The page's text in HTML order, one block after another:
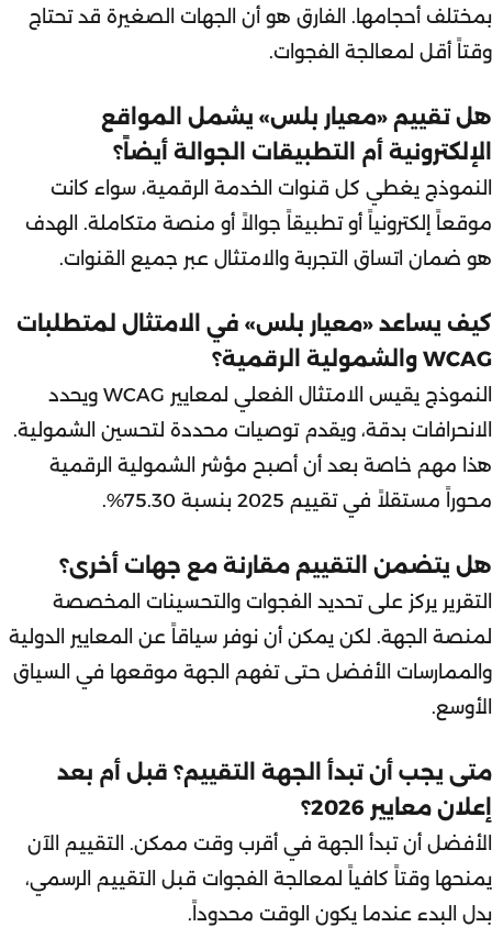
بمختلف أحجامها. الفارق هو أن الجهات الصغيرة قد تحتاج
وقتاً أقل لمعالجة الفجوات.
هل تقييم «معيار بلس» يشمل المواقع
الإلكترونية أم التطبيقات الجوالة أيضاً؟
النموذج يغطي كل قنوات الخدمة الرقمية، سواء كانت
موقعاً إلكترونياً أو تطبيقاً جوالاً أو منصة متكاملة. الهدف
هو ضمان اتساق التجربة والامتثال عبر جميع القنوات.
كيف يساعد «معيار بلس» في الامتثال لمتطلبات
WCAG والشمولية الرقمية؟
النموذج يقيس الامتثال الفعلي لمعايير WCAG ويحدد
الانحرافات بدقة، ويقدم توصيات محددة لتحسين الشمولية.
هذا مهم خاصة بعد أن أصبح مؤشر الشمولية الرقمية
محوراً مستقلاً في تقييم 2025 بنسبة 75.30%.
هل يتضمن التقييم مقارنة مع جهات أخرى؟
التقرير يركز على تحديد الفجوات والتحسينات المخصصة
لمنصة الجهة. لكن يمكن أن نوفر سياقاً عن المعايير الدولية
والممارسات الأفضل حتى تفهم الجهة موقعها في السياق
الأوسع.
متى يجب أن تبدأ الجهة التقييم؟ قبل أم بعد
إعلان معايير 2026؟
الأفضل أن تبدأ الجهة في أقرب وقت ممكن. التقييم الآن
يمنحها وقتاً كافياً لمعالجة الفجوات قبل التقييم الرسمي،
بدل البدء عندما يكون الوقت محدوداً.